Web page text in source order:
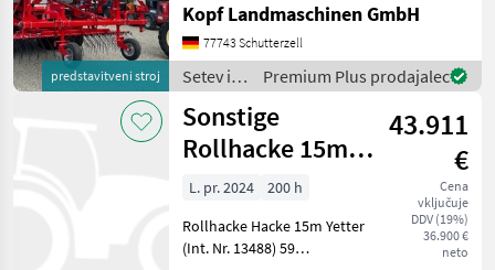
predstavitveni stroj
Zinken hydraulisch
Verstellbar Zinkenlänge
490mm Zinkenstärke 7mm
Gewicht 2, 2t 6 Tasträd
Kopf Landmaschinen GmbH
77743 Schutterzell
Setev in
nega /
Sonstige
Premium Plus prodajalec
Sonstige
Rollhacke 15m
Yetter
hydraulisch
klappbar
43.911
€
Cena
vključuje
DDV (19%)
36.900 €
neto
L. pr. 2024
200 h
Rollhacke Hacke 15m Yetter
(Int. Nr. 13488) 59